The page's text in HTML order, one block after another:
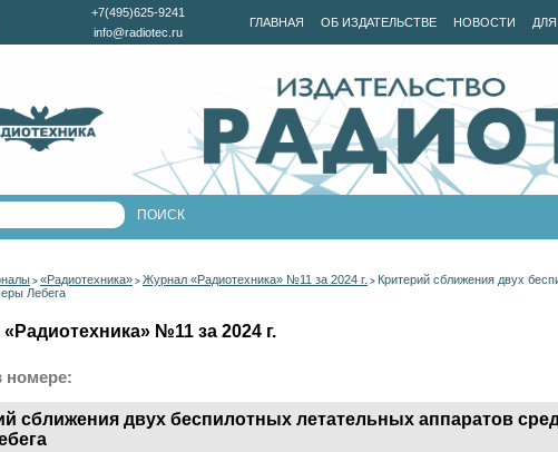
ГЛАВНАЯ ОБ ИЗДАТЕЛЬСТВЕ НОВОСТИ
+7(495)625-9241
info@radiotec.ru
> «Радиотехника» > Журнал «Радиотехника» №11 за 2024 г. > Критерий сближения двух
Лебега
№11 за 2024 г.
номере:
сближения двух беспилотных летательных аппаратов